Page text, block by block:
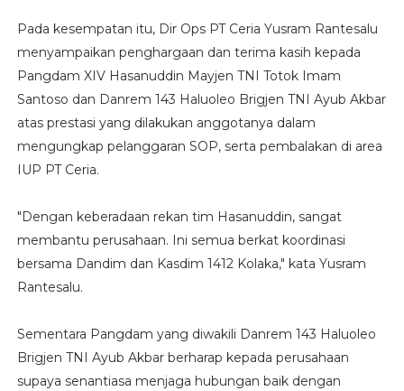
Pada kesempatan itu, Dir Ops PT Ceria Yusram Rantesalu
menyampaikan penghargaan dan terima kasih kepada
Pangdam XIV Hasanuddin Mayjen TNI Totok Imam
Santoso dan Danrem 143 Haluoleo Brigjen TNI Ayub Akbar
atas prestasi yang dilakukan anggotanya dalam
mengungkap pelanggaran SOP, serta pembalakan di area
IUP PT Ceria.
"Dengan keberadaan rekan tim Hasanuddin, sangat
membantu perusahaan. Ini semua berkat koordinasi
bersama Dandim dan Kasdim 1412 Kolaka," kata Yusram
Rantesalu.
Sementara Pangdam yang diwakili Danrem 143 Haluoleo
Brigjen TNI Ayub Akbar berharap kepada perusahaan
supaya senantiasa menjaga hubungan baik dengan